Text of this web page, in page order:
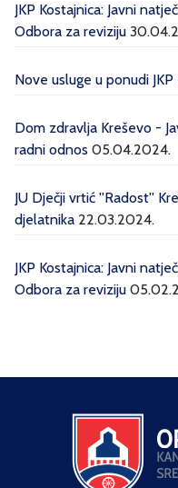
JKP Kostajnica: Javni
Odbora za reviziju
Nove usluge u ponudi JKP
Dom zdravlja Kreševo -
radni odnos 05.04.2024.
JU Dječji vrtić ''Radost''
djelatnika 22.03.2024.
JKP Kostajnica: Javni
Odbora za reviziju